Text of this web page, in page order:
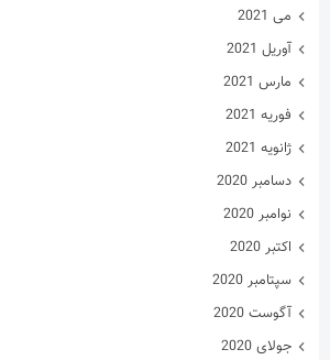
می 2021
آوریل 2021
مارس 2021
فوریه 2021
ژانویه 2021
دسامبر 2020
نوامبر 2020
اکتبر 2020
سپتامبر 2020
آگوست 2020
جولای 2020